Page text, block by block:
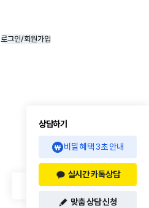
로그인/회원가입
상담하기
비밀 혜택 3초 안내
실시간 카톡상담
맞춤 상담 신청